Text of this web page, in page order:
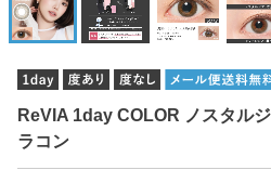
ReVIA 1day COLOR ノスタル
ラコン